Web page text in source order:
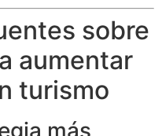
sobre
aumentar
turismo
más